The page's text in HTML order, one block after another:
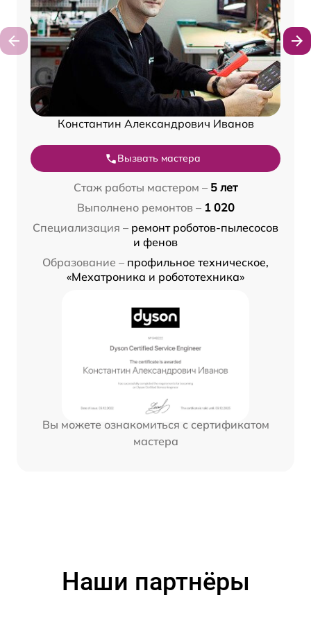
Константин Александрович Иванов
Вызвать мастера
Стаж работы мастером – 5 лет
Выполнено ремонтов – 1 020
Специализация – ремонт роботов-пылесосов
и фенов
Образование – профильное техническое,
«Мехатроника и робототехника»
Вы можете ознакомиться с сертификатом
мастера
Наши партнёры